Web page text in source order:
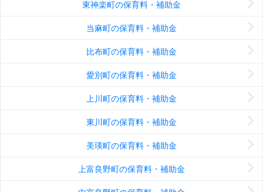
東神楽町の保育料・補助金
当麻町の保育料・補助金
比布町の保育料・補助金
愛別町の保育料・補助金
上川町の保育料・補助金
東川町の保育料・補助金
美瑛町の保育料・補助金
上富良野町の保育料・補助金